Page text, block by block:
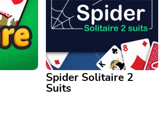
Spider Solitaire 2
Suits